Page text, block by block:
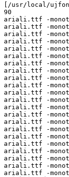
[/usr/local/
90
ariali.ttf -
ariali.ttf -
ariali.ttf -
ariali.ttf -
ariali.ttf -
ariali.ttf -
ariali.ttf -
ariali.ttf -
ariali.ttf -
ariali.ttf -
ariali.ttf -
ariali.ttf -
ariali.ttf -
ariali.ttf -
ariali.ttf -
ariali.ttf -
ariali.ttf -
ariali.ttf -
ariali.ttf -
ariali.ttf -
ariali.ttf -
ariali.ttf -